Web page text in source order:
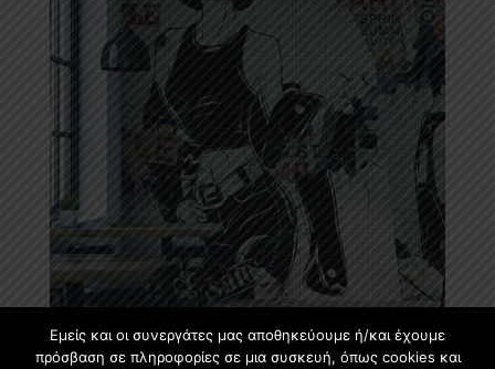
Εμείς και οι συνεργάτες μας αποθηκεύουμε ή/και έχουμε
πρόσβαση σε πληροφορίες σε μια συσκευή, όπως cookies και